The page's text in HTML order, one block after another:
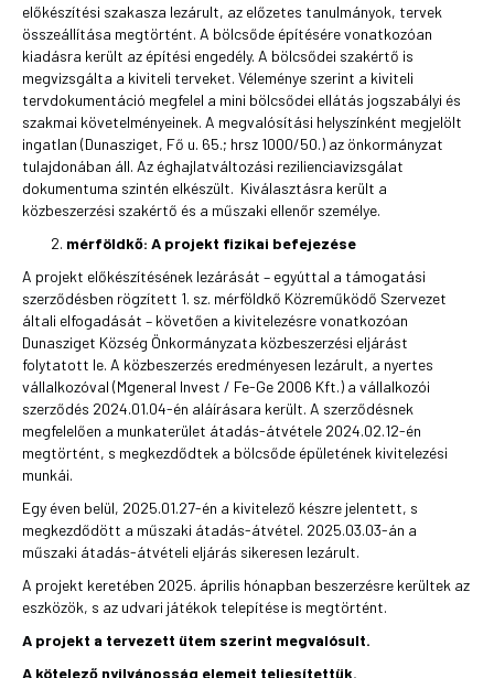
előkészítési szakasza lezárult, az előzetes tanulmányok, tervek
összeállítása megtörtént. A bölcsőde építésére vonatkozóan
kiadásra került az építési engedély. A bölcsődei szakértő is
megvizsgálta a kiviteli terveket. Véleménye szerint a kiviteli
tervdokumentáció megfelel a mini bölcsődei ellátás jogszabályi és
szakmai követelményeinek. A megvalósítási helyszínként megjelölt
ingatlan (Dunasziget, Fő u. 65.; hrsz 1000/50.) az önkormányzat
tulajdonában áll. Az éghajlatváltozási rezilienciavizsgálat
dokumentuma szintén elkészült. Kiválasztásra került a
közbeszerzési szakértő és a műszaki ellenőr személye.
mérföldkő: A projekt fizikai befejezése
A projekt előkészítésének lezárását – egyúttal a támogatási
szerződésben rögzített 1. sz. mérföldkő Közreműködő Szervezet
általi elfogadását – követően a kivitelezésre vonatkozóan
Dunasziget Község Önkormányzata közbeszerzési eljárást
folytatott le. A közbeszerzés eredményesen lezárult, a nyertes
vállalkozóval (Mgeneral Invest / Fe-Ge 2006 Kft.) a vállalkozói
szerződés 2024.01.04-én aláírásara került. A szerződésnek
megfelelően a munkaterület átadás-átvétele 2024.02.12-én
megtörtént, s megkezdődtek a bölcsőde épületének kivitelezési
munkái.
Egy éven belül, 2025.01.27-én a kivitelező készre jelentett, s
megkezdődött a műszaki átadás-átvétel. 2025.03.03-án a
műszaki átadás-átvételi eljárás sikeresen lezárult.
A projekt keretében 2025. április hónapban beszerzésre kerültek az
eszközök, s az udvari játékok telepítése is megtörtént.
A projekt a tervezett ütem szerint megvalósult.
A kötelező nyilvánosság elemeit teljesítettük.